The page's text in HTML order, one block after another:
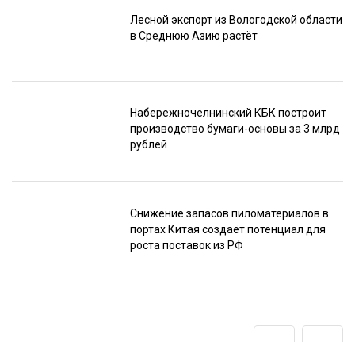
Лесной экспорт из Вологодской области
в Среднюю Азию растёт
Набережночелнинский КБК построит
производство бумаги-основы за 3 млрд
рублей
Снижение запасов пиломатериалов в
портах Китая создаёт потенциал для
роста поставок из РФ